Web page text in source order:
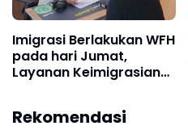
Imigrasi Berlakukan WFH
pada hari Jumat,
Layanan Keimigrasian
Rekomendasi